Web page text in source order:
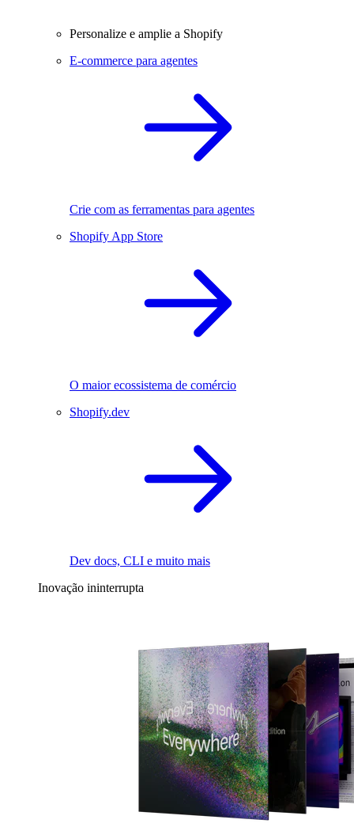
Personalize e amplie a Shopify
E-commerce para agentes
Crie com as ferramentas para agentes
Shopify App Store
O maior ecossistema de comércio
Shopify.dev
Dev docs, CLI e muito mais
Inovação ininterrupta